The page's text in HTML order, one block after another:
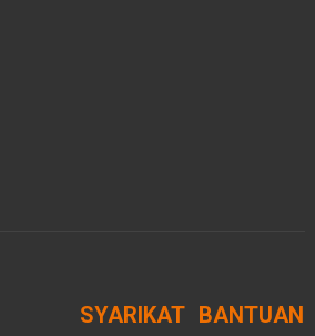
SYARIKAT BANTUAN